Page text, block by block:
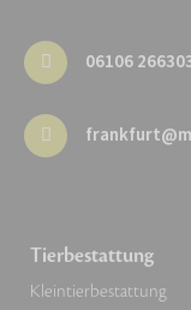
06106
Tierbestattung
Kleintierbestattung